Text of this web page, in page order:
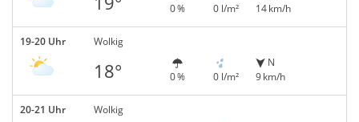
0 % 0 l/m²
14 km/h
19-20 Uhr Wolkig
18° 0 % 0 l/m²
N
9 km/h
20-21 Uhr Wolkig